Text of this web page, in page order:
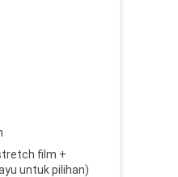
film +
untuk pilihan)